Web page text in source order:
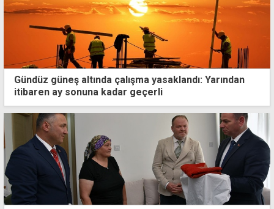
Gündüz güneş altında çalışma yasaklandı: Yarından
itibaren ay sonuna kadar geçerli